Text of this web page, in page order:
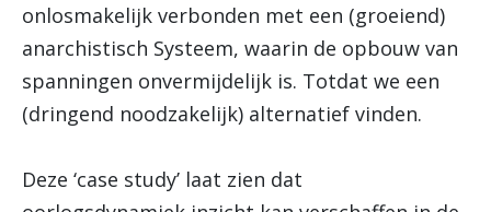
onlosmakelijk verbonden met een (groeiend)
anarchistisch Systeem, waarin de opbouw van
spanningen onvermijdelijk is. Totdat we een
(dringend noodzakelijk) alternatief vinden.
Deze ‘case study’ laat zien dat